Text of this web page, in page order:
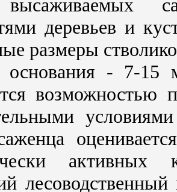
деревьев и
размеры
основания - 7-15
возможностью
лесоводственный